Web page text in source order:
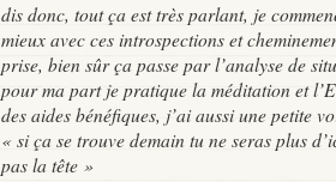
dis donc, tout ça est très parlant, je
mieux avec ces introspections et
prise, bien sûr ça passe par l’analyse de
pour ma part je pratique la méditation et
des aides bénéfiques, j’ai aussi une petite
« si ça se trouve demain tu ne seras plus
pas la tête »